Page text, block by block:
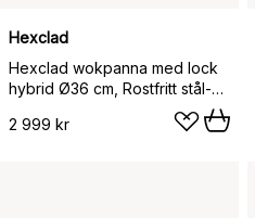
Hexclad
Hexclad wokpanna med lock
hybrid Ø36 cm, Rostfritt stål-
2 999 kr